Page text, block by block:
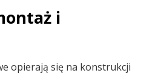
i
opierają się na konstrukcji